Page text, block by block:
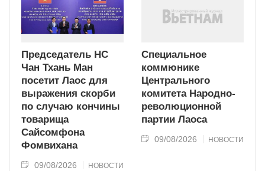
Председатель НС
Чан Тхань Ман
посетит Лаос для
выражения скорби
по случаю кончины
товарища
Сайсомфона
Фомвихана
09/08/2026 НОВОСТИ
Специальное
коммюнике
Центрального
комитета Народно-
революционной
партии Лаоса
09/08/2026 НОВОСТИ